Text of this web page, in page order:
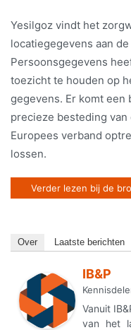
Yesilgoz vindt het
locatiegegevens aan
Persoonsgegevens
toezicht te houden op
gegevens. Er komt een
precieze besteding
Europees verband
lossen.
Verder lezen bij de
Over Laatste berichten
IB&P
Vanuit
van het